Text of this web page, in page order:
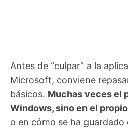
Antes de “culpar” a la
Microsoft, conviene
básicos. Muchas veces el
Windows, sino en el
o en cómo se ha